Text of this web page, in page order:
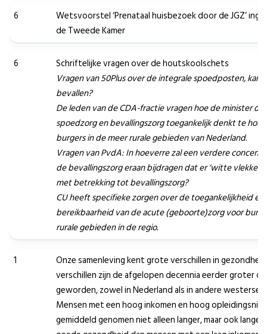
6
Wetsvoorstel ‘Prenataal huisbezoek door de JGZ’
de Tweede Kamer
6
Schriftelijke vragen over de houtskoolschets
Vragen van 50Plus over de integrale spoedposten, kan
bevallen?
De leden van de CDA-fractie vragen hoe de minister de
spoedzorg en bevallingszorg toegankelijk denkt te
burgers in de meer rurale gebieden van Nederland.
Vragen van PvdA: In hoeverre zal een verdere
de bevallingszorg eraan bijdragen dat er ‘witte
met betrekking tot bevallingszorg?
CU heeft specifieke zorgen over de toegankelijkheid en
bereikbaarheid van de acute (geboorte)zorg voor
rurale gebieden in de regio.
1
Onze samenleving kent grote verschillen in
verschillen zijn de afgelopen decennia eerder groter
geworden, zowel in Nederland als in andere westerse
Mensen met een hoog inkomen en hoog
gemiddeld genomen niet alleen langer, maar ook langer